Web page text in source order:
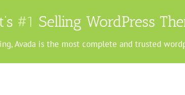
#1 Selling WordPress
Avada is the most complete and trusted